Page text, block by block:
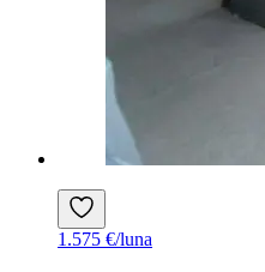
1.575 €/luna